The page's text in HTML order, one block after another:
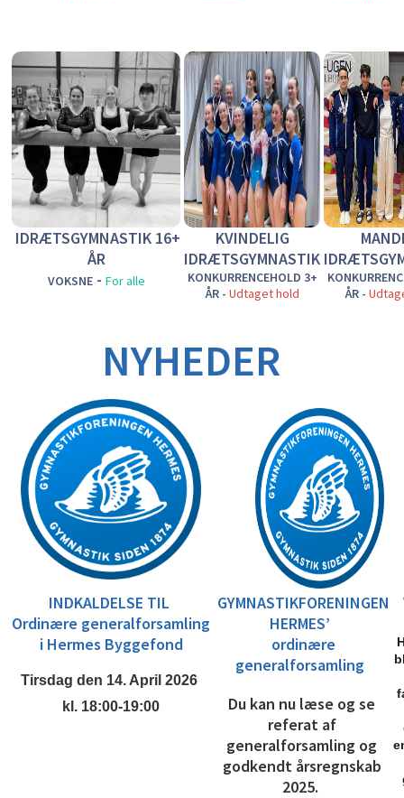
IDRÆTSGYMNASTIK 16+
ÅR
VOKSNE- For alle
KVINDELIG
IDRÆTSGYMNASTIK
KONKURRENCEHOLD 3+
ÅR - Udtaget hold
ÅR -
NYHEDER
INDKALDELSE TIL
Ordinære generalforsamling
i Hermes Byggefond
Tirsdag den 14. April 2026
kl. 18:00-19:00
GYMNASTIKFORENINGEN
HERMES’
ordinære
generalforsamling
Du kan nu læse og se
referat af
generalforsamling og
godkendt årsregnskab
2025.